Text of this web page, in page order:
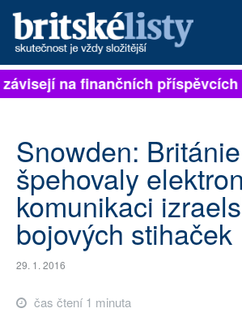
PŘIHLÁSIT
ARCHIV
ROZHOVORY
TÉMATA
NEJČTENĚJŠÍ ZA 7 DNÍ
AUTOŘI
na finančních příspěvcích
Snowden:
špehovaly
komunikaci
bojových stihaček
29. 1. 2016
čas čtení 1 minuta